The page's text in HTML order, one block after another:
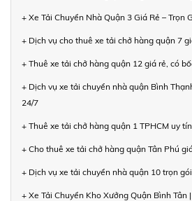
+ Xe Tải Chuyển Nhà Quận 3 Giá Rẻ – Trọn
+ Dịch vụ cho thuê xe tải chở hàng quận 7
+ Thuê xe tải chở hàng quận 12 giá rẻ, có
+ Dịch vụ xe tải chuyển nhà quận Bình
24/7
+ Thuê xe tải chở hàng quận 1 TPHCM uy
+ Cho thuê xe tải chở hàng quận Tân Phú
+ Dịch vụ xe tải chuyển nhà quận 10 trọn
+ Xe Tải Chuyển Kho Xưởng Quận Bình Tân